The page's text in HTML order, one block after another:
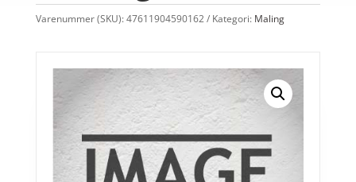
Varenummer (SKU):47611904590162 Kategori: Maling